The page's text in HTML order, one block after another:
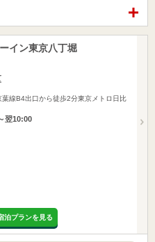
イン東京八丁堀
葉線B4出口から徒歩2分東京メトロ日比
翌10:00
泊プランを見る